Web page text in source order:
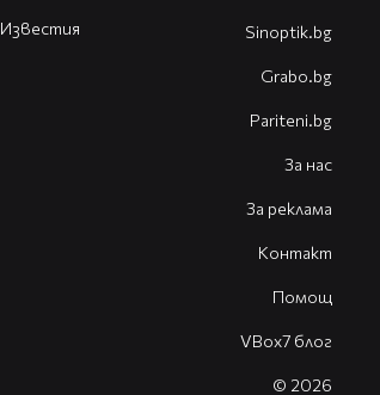
Известия Sinoptik.bg
Grabo.bg
Pariteni.bg
За нас
За реклама
Контакт
Помощ
VBox7 блог
© 2026